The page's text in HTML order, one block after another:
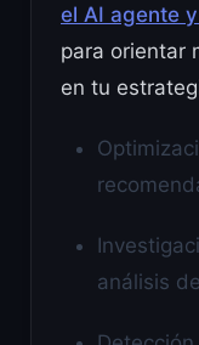
el AI agente
para orientar
en tu
análisis